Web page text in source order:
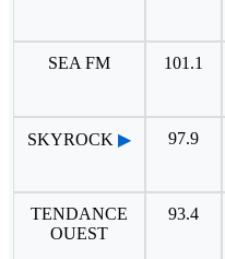
SEA FM 101.1
SKYROCK ▶ 97.9
TENDANCE
OUEST
93.4